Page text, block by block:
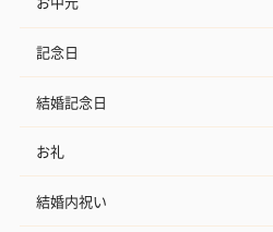
記念日
結婚記念日
お礼
結婚内祝い